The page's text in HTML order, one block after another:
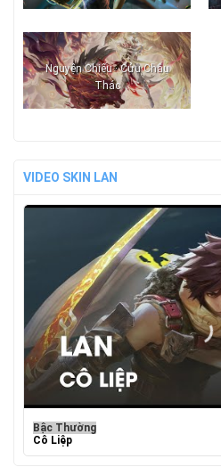
Nguyện Chiếu · Cửu Châu
Thác
VIDEO SKIN LAN
Bậc Thường
Cô Liệp